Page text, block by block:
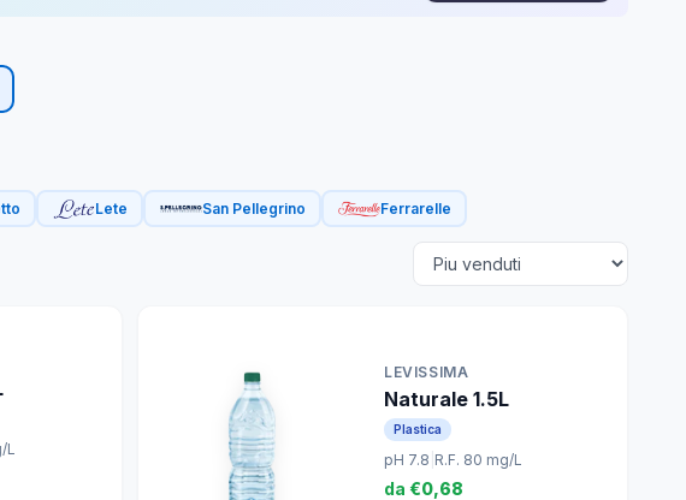
Lete San Pellegrino Ferrarelle
LEVISSIMA
Naturale 1.5L
Plastica
pH 7.8 R.F. 80 mg/L
da €0,68